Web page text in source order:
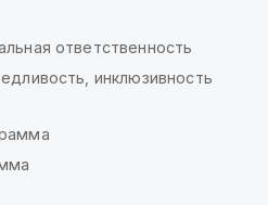
ответственность
инклюзивность